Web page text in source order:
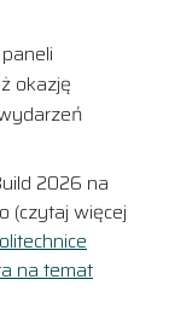
okazję
2026 na
(czytaj więcej
na temat